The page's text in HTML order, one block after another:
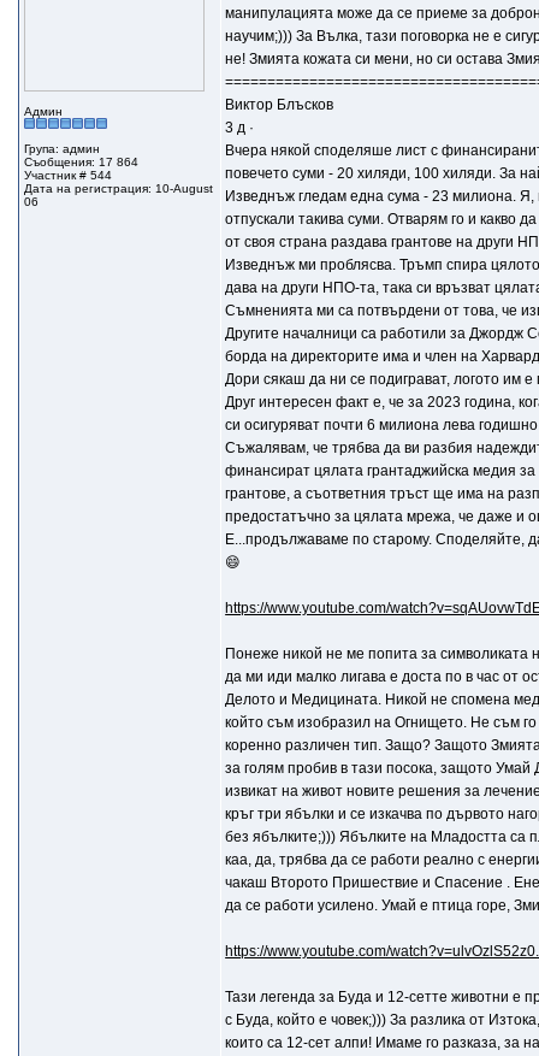
Админ
Група: админ
Съобщения: 17 864
Участник # 544
Дата на регистрация: 10-August
06
манипулацията може да се приеме за
научим;))) За Вълка, тази поговорка не е
не! Змията кожата си мени, но си остава
Виктор Блъсков
3 д ·
Вчера някой споделяше лист с
повечето суми - 20 хиляди, 100 хиляди. За
Изведнъж гледам една сума - 23 милиона.
отпускали такива суми. Отварям го и какво
от своя страна раздава грантове на други
Изведнъж ми проблясва. Тръмп спира
дава на други НПО-та, така си връзват
Съмненията ми са потвърдени от това, че
Другите началници са работили за Джордж
борда на директорите има и член на
Дори сякаш да ни се подиграват, логото им
Друг интересен факт е, че за 2023 година,
си осигуряват почти 6 милиона лева
Съжалявам, че трябва да ви разбия
финансират цялата грантаджийска медия
грантове, а съответния тръст ще има на
предостатъчно за цялата мрежа, че даже и
Е...продължаваме по старому. Споделяйте,
😄
https://www.youtube.com/
Понеже никой не ме попита за символиката
да ми иди малко лигава е доста по в час от
Делото и Медицината. Никой не спомена
който съм изобразил на Огнището. Не съм
коренно различен тип. Защо? Защото
за голям пробив в тази посока, защото
извикат на живот новите решения за
кръг три ябълки и се изкачва по дървото
без ябълките;))) Ябълките на Младостта са
каа, да, трябва да се работи реално с
чакаш Второто Пришествие и Спасение .
да се работи усилено. Умай е птица горе,
https://www.youtube.com/
Тази легенда за Буда и 12-сетте животни е
с Буда, който е човек;))) За разлика от
които са 12-сет алпи! Имаме го разказа, за